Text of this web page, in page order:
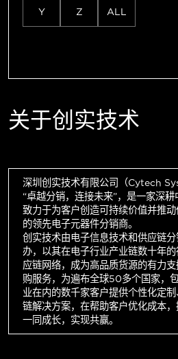
Y Z ALL
关于创实技术
深圳创实技术有限公司（Cytech
“卓越分销，连接未来”，是一家深耕
致力于为客户创造可持续价值并推
的领先电子元器件分销商。
创实技术由电子信息技术和供应链
办，以其在电子行业产业链数十年
应链网络，成为高品质货源的有力
购服务，为遍布全球50多个国家，
业在内的数千家客户提供个性化定
链解决方案，在帮助客户优化成本
一同成长，实现共赢。